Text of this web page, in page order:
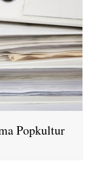
Popkultur